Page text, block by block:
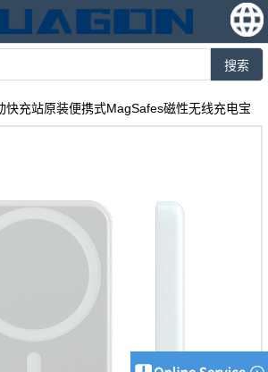
搜索
快充站原装便携式MagSafes磁性无线充电宝